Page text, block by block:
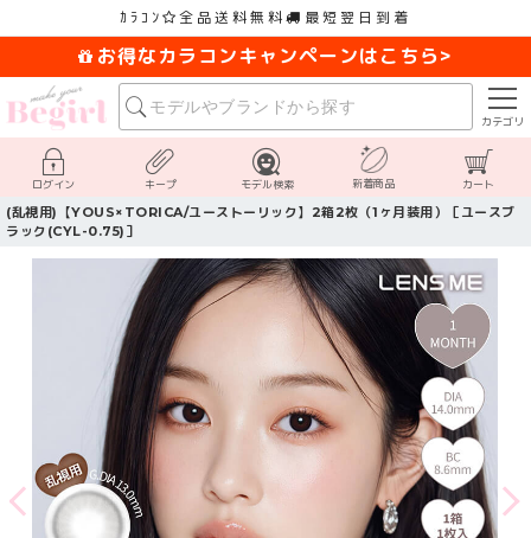
ｶﾗｺﾝ 全品送料無料 最短翌日到着
お得なカラコンキャンペーンはこちら>
カテゴリ
ログイン キープ モデル検索 新着商品 カート
(乱視用)【YOUS×TORICA/ユーストーリック】2箱2枚（1ヶ月装用）［ユースブ
ラック(CYL-0.75)］